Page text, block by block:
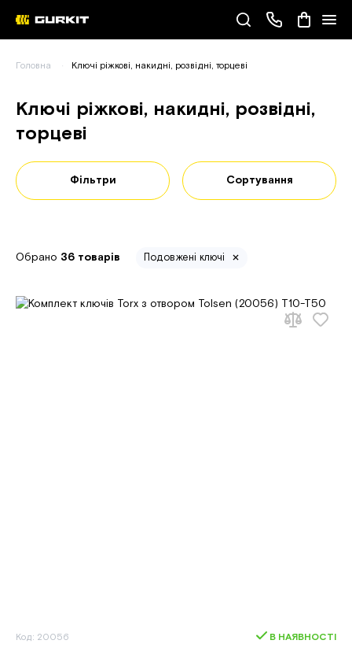
(093) 343-55-55
Головна Ключі ріжкові, накидні, розвідні, торцеві
Ключі ріжкові, накидні, розвідні,
торцеві
Фільтри Сортування
Обрано 36 товарів Подовжені ключі
Код: 20056 В НАЯВНОСТІ